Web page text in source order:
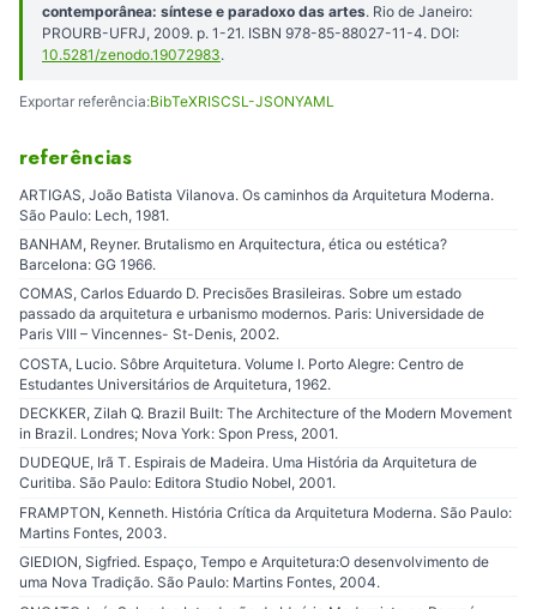
contemporânea: síntese e paradoxo das artes. Rio de Janeiro:
PROURB-UFRJ, 2009. p. 1-21. ISBN 978-85-88027-11-4. DOI:
10.5281/zenodo.19072983.
Exportar referência:BibTeXRISCSL-JSONYAML
referências
ARTIGAS, João Batista Vilanova. Os caminhos da Arquitetura Moderna.
São Paulo: Lech, 1981.
BANHAM, Reyner. Brutalismo en Arquitectura, ética ou estética?
Barcelona: GG 1966.
COMAS, Carlos Eduardo D. Precisões Brasileiras. Sobre um estado
passado da arquitetura e urbanismo modernos. Paris: Universidade de
Paris VIII – Vincennes- St-Denis, 2002.
COSTA, Lucio. Sôbre Arquitetura. Volume I. Porto Alegre: Centro de
Estudantes Universitários de Arquitetura, 1962.
DECKKER, Zilah Q. Brazil Built: The Architecture of the Modern Movement
in Brazil. Londres; Nova York: Spon Press, 2001.
DUDEQUE, Irã T. Espirais de Madeira. Uma História da Arquitetura de
Curitiba. São Paulo: Editora Studio Nobel, 2001.
FRAMPTON, Kenneth. História Crítica da Arquitetura Moderna. São Paulo:
Martins Fontes, 2003.
GIEDION, Sigfried. Espaço, Tempo e Arquitetura:O desenvolvimento de
uma Nova Tradição. São Paulo: Martins Fontes, 2004.